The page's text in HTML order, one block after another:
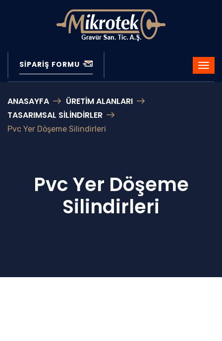
SIPARIŞ FORMU
ANASAYFA
ÜRETIM ALANLARI
TASARIMSAL SILINDIRLER
Pvc Yer Döşeme Silindirleri
Pvc Yer Döşeme
Silindirleri